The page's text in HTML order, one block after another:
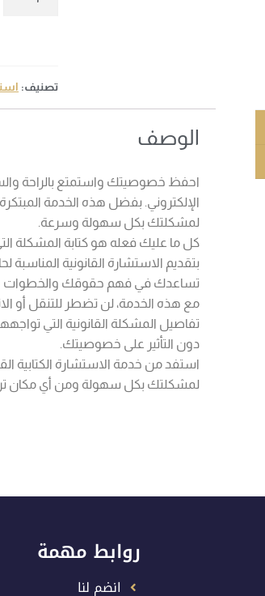
تصنيف:
الوصف
احفظ خصوصيتك واستمتع بالراحة
الإلكتروني. بفضل هذه الخدمة
لمشكلتك بكل سهولة وسرعة.
كل ما عليك فعله هو كتابة المشكلة
بتقديم الاستشارة القانونية
تساعدك في فهم حقوقك والخطوات
مع هذه الخدمة، لن تضطر للتنقل أو
تفاصيل المشكلة القانونية التي
دون التأثير على خصوصيتك.
استفد من خدمة الاستشارة الكتابية
لمشكلتك بكل سهولة ومن أي مكان
روابط مهمة
انضم لنا